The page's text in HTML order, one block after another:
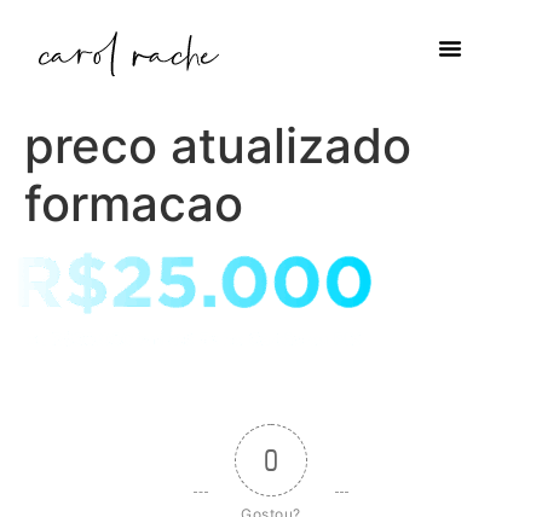
preco atualizado
formacao
0